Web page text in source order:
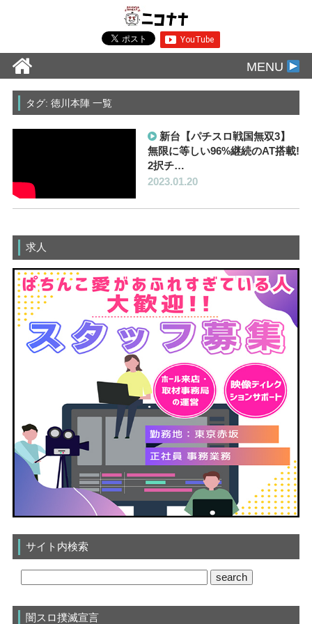
MENU
タグ: 徳川本陣 一覧
新台【パチスロ戦国無双3】
無限に等しい96%継続のAT搭載!
2択チ…
2023.01.20
求人
サイト内検索
闇スロ撲滅宣言